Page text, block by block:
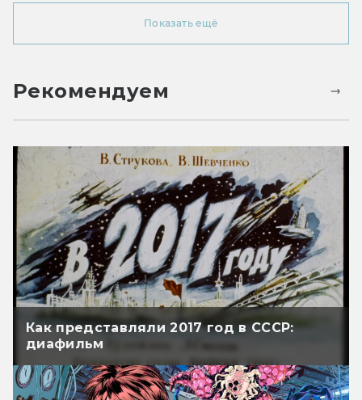
Показать ещё
Рекомендуем
Как представляли 2017 год в СССР:
диафильм